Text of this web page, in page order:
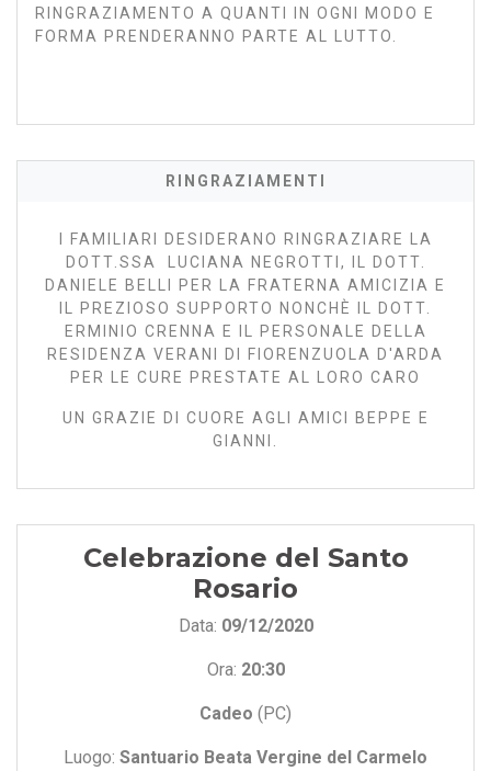
RINGRAZIAMENTO A QUANTI IN OGNI MODO E
FORMA PRENDERANNO PARTE AL LUTTO.
RINGRAZIAMENTI
I FAMILIARI DESIDERANO RINGRAZIARE LA
DOTT.SSA LUCIANA NEGROTTI, IL DOTT.
DANIELE BELLI PER LA FRATERNA AMICIZIA E
IL PREZIOSO SUPPORTO NONCHÈ IL DOTT.
ERMINIO CRENNA E IL PERSONALE DELLA
RESIDENZA VERANI DI FIORENZUOLA D'ARDA
PER LE CURE PRESTATE AL LORO CARO
UN GRAZIE DI CUORE AGLI AMICI BEPPE E
GIANNI.
Celebrazione del Santo
Rosario
Data: 09/12/2020
Ora: 20:30
Cadeo (PC)
Luogo: Santuario Beata Vergine del Carmelo